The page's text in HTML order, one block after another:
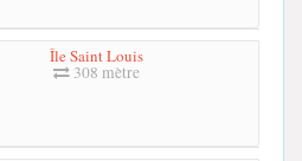
Île Saint Louis
308 mètre